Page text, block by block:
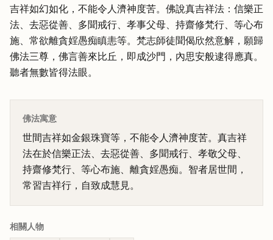
吉祥如幻如化，不能令人濟神度苦。佛說真吉祥法：信樂正
法、去惡從善、多聞戒行、孝事父母、持齋修梵行、等心布
施、常欲離貪婬愚痴瞋恚等。梵志師徒聞偈欣然意解，願歸
佛法三尊，佛言善來比丘，即成沙門，內思安般逮得應真。
聽者無數皆得法眼。
佛法寓意
世間吉祥如金銀珠寶等，不能令人濟神度苦。真吉祥
法在於信樂正法、去惡從善、多聞戒行、孝敬父母、
持齋修梵行、等心布施、離貪婬愚痴。智者居世間，
常習吉祥行，自致成慧見。
相關人物